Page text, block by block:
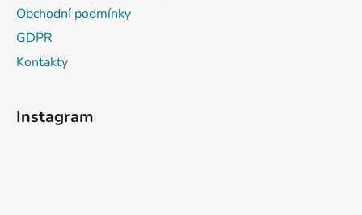
Obchodní podmínky
GDPR
Kontakty
Instagram